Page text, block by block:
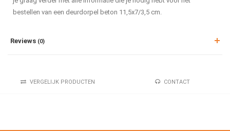
bestellen van een deurdorpel beton 11,5x7/3,5 cm.
Reviews (0)
VERGELIJK PRODUCTEN CONTACT